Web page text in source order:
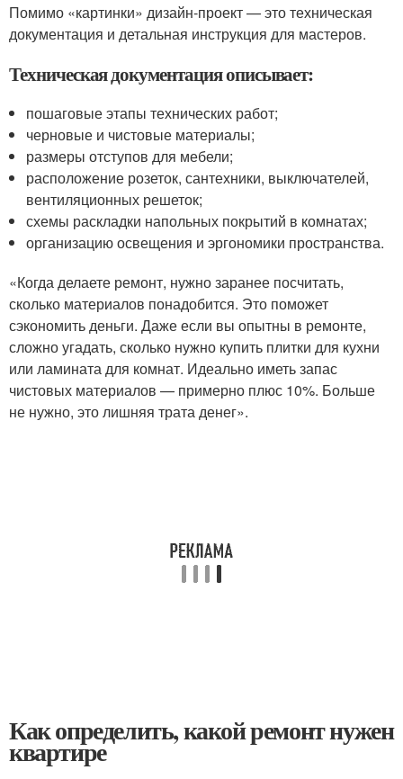
Помимо «картинки» дизайн-проект — это техническая
документация и детальная инструкция для мастеров.
Техническая документация описывает:
пошаговые этапы технических работ;
черновые и чистовые материалы;
размеры отступов для мебели;
расположение розеток, сантехники, выключателей,
вентиляционных решеток;
схемы раскладки напольных покрытий в комнатах;
организацию освещения и эргономики пространства.
«Когда делаете ремонт, нужно заранее посчитать,
сколько материалов понадобится. Это поможет
сэкономить деньги. Даже если вы опытны в ремонте,
сложно угадать, сколько нужно купить плитки для кухни
или ламината для комнат. Идеально иметь запас
чистовых материалов — примерно плюс 10%. Больше
не нужно, это лишняя трата денег».
Как определить, какой ремонт нужен
квартире